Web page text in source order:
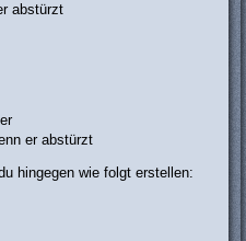
abstürzt
er abstürzt
hingegen wie folgt erstellen: